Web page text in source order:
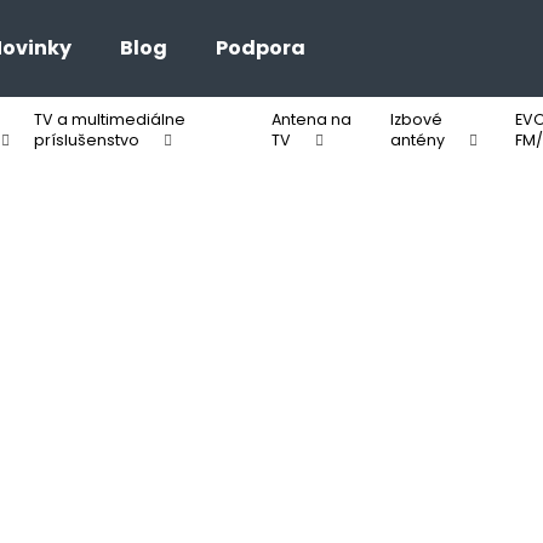
Blog Podpora
TV a multimediálne
príslušenstvo
Antena na
TV
Izbové
antény
Čo potrebujete nájsť?